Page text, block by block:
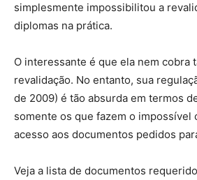
simplesmente impossibilitou a
diplomas na prática.
O interessante é que ela nem cobra
revalidação. No entanto, sua
de 2009) é tão absurda em termos
somente os que fazem o impossível
acesso aos documentos pedidos
Veja a lista de documentos